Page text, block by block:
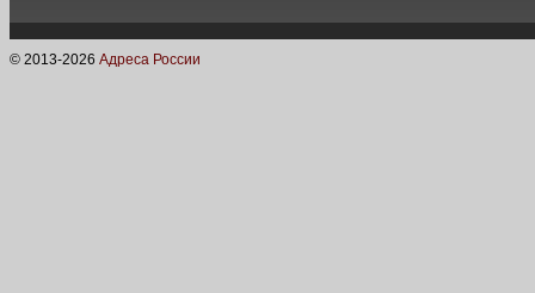
© 2013-2026 Адреса России